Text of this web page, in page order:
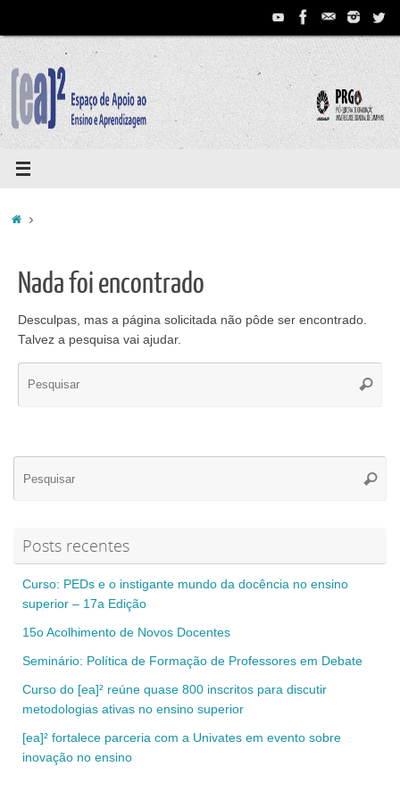
conteúdo
Home
Nada foi encontrado
Desculpas, mas a página solicitada não pôde ser encontrado.
Talvez a pesquisa vai ajudar.
Posts recentes
Curso: PEDs e o instigante mundo da docência no ensino
superior – 17a Edição
15o Acolhimento de Novos Docentes
Seminário: Política de Formação de Professores em Debate
Curso do [ea]² reúne quase 800 inscritos para discutir
metodologias ativas no ensino superior
[ea]² fortalece parceria com a Univates em evento sobre
inovação no ensino